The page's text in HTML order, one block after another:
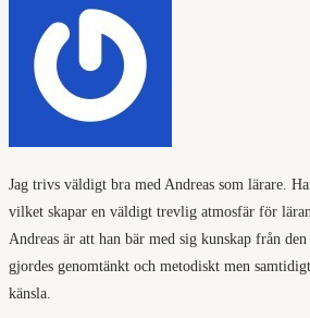
Jag trivs väldigt bra med Andreas som lärare.
vilket skapar en väldigt trevlig atmosfär för
Andreas är att han bär med sig kunskap från
gjordes genomtänkt och metodiskt men
känsla.